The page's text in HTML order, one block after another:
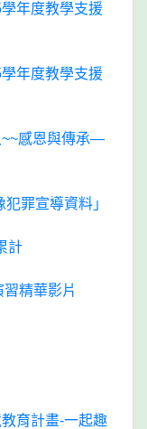
年度教學支援
年度教學支援
~~感恩與傳承—
罪宣導資料」
計
精華影片
育計畫-一起趣